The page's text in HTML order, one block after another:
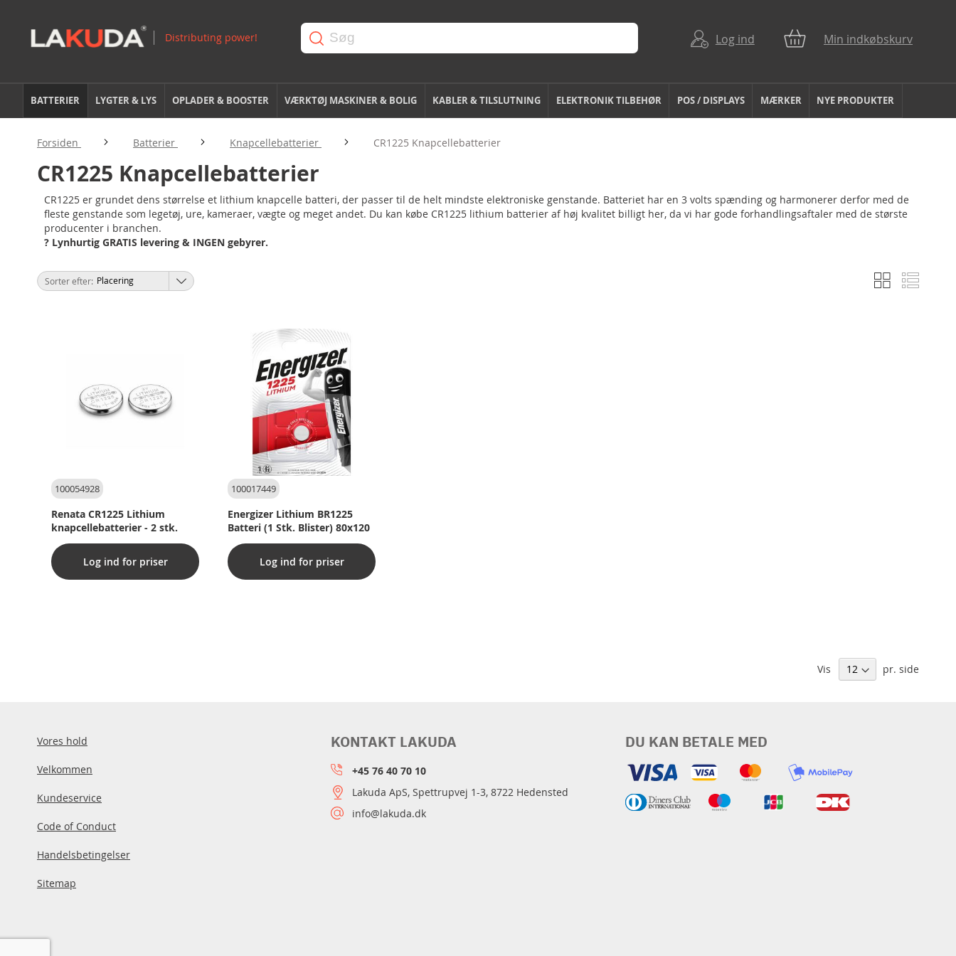
Log ind Min indkøbskurv
BATTERIER LYGTER & LYS OPLADER & BOOSTER VÆRKTØJ MASKINER & BOLIG KABLER & TILSLUTNING ELEKTRONIK TILBEHØR POS / DISPLAYS MÆRKER NYE PRODUKTER
Forsiden Batterier Knapcellebatterier CR1225 Knapcellebatterier
CR1225 Knapcellebatterier
CR1225 er grundet dens størrelse et lithium knapcelle batteri, der passer til de helt mindste elektroniske genstande. Batteriet har en 3 volts spænding og harmonerer derfor med de
fleste genstande som legetøj, ure, kameraer, vægte og meget andet. Du kan købe CR1225 lithium batterier af høj kvalitet billigt her, da vi har gode forhandlingsaftaler med de største
producenter i branchen.
? Lynhurtig GRATIS levering & INGEN gebyrer.
Vis
som
GitterListe
Sorter efter
100054928
Renata CR1225 Lithium
knapcellebatterier - 2 stk.
Log ind for priser
100017449
Energizer Lithium BR1225
Batteri (1 Stk. Blister) 80x120
Log ind for priser
Vis pr. side
Vores hold
Velkommen
Kundeservice
Code of Conduct
Handelsbetingelser
Sitemap
DU KAN BETALE MED
KONTAKT LAKUDA
+45 76 40 70 10
Lakuda ApS, Spettrupvej 1-3, 8722 Hedensted
info@lakuda.dk